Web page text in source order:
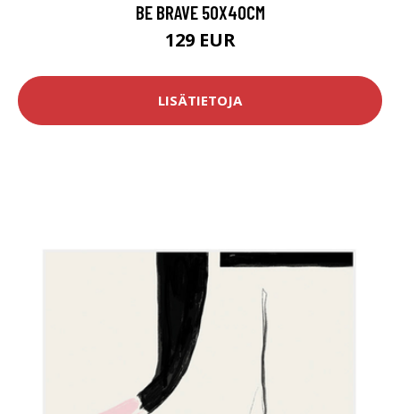
BE BRAVE 50X40CM
129 EUR
LISÄTIETOJA